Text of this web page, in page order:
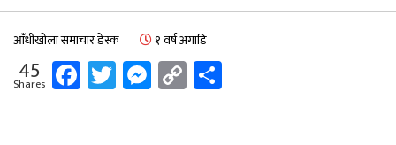
आँधीखोला समाचार डेस्क १ वर्ष अगाडि
45
Shares Facebook
Twitter
Messenger
Copy
Link